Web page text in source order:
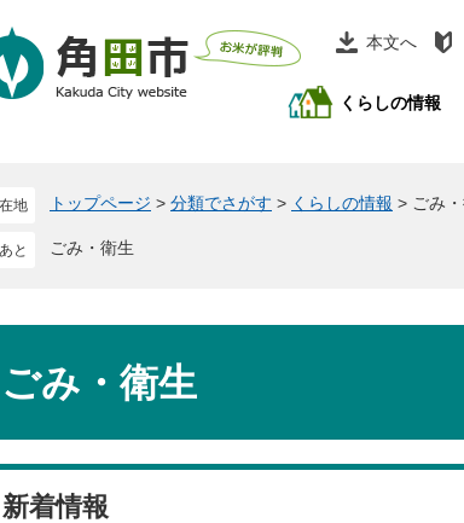
本文へ
くらしの情報
地 トップページ > 分類でさがす > くらしの情報 > ごみ
ごみ・衛生
ごみ・衛生
新着情報